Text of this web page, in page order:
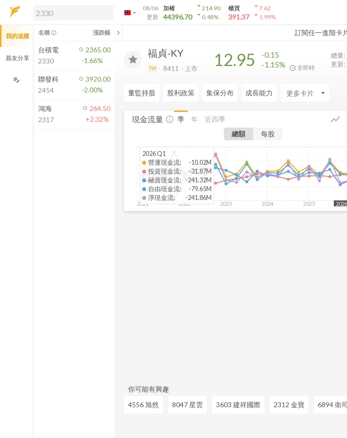
arrow_drop_down
08/06
更新
加權
44396.70
arrow_drop_down214.90
arrow_drop_down0.48%
櫃買
391.37
arrow_drop_up7.62
arrow_drop_up1.99%
訂閱任一進階卡
解鎖即時行情及進階功能
方案」，即可解鎖以下功能：
即時行情
即時市況與排行
成交金額熱力圖
前往方案訂閱
如何綁定合作券商
福貞-KY
TW 8411 上市 12.95
-0.15
-1.15%
非即時
總量:
更新:
董監持股 股利政策 集保分布 成長能力 arrow_drop_down
現金流量 show_chart
info_outline 季 年
近四季
總額
每股
2021 2022 2023 2024 2025
2026 Q1
營運現金流:
-10.02M
投資現金流:
-31.87M
融資現金流: -241.32M
自由現金流:
-79.65M
淨現金流: -241.86M
你可能有興趣
4556 旭然
8047 星雲 3603 建祥國際 2312 金寶 6894 衛
我的追蹤
親友分享
edit_note
名稱 info_outline 漲跌幅 chevron_left
台積電
2330
2365.00
-1.66%
聯發科
2454
3920.00
-2.00%
鴻海
2317
264.50
+2.32%